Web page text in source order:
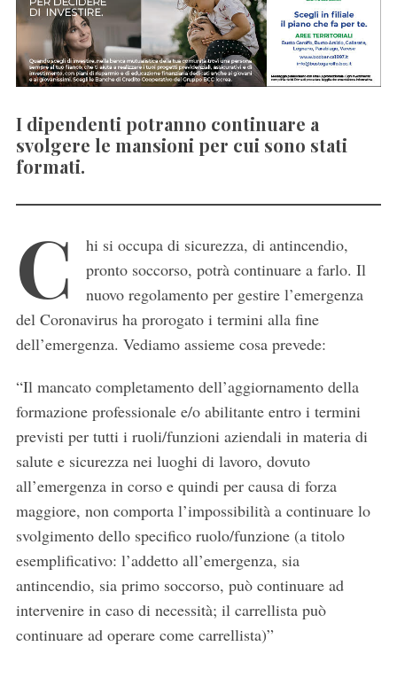
I dipendenti potranno continuare a
svolgere le mansioni per cui sono stati
formati.
C
hi si occupa di sicurezza, di antincendio,
pronto soccorso, potrà continuare a farlo. Il
nuovo regolamento per gestire l’emergenza
del Coronavirus ha prorogato i termini alla fine
dell’emergenza. Vediamo assieme cosa prevede:
“Il mancato completamento dell’aggiornamento della
formazione professionale e/o abilitante entro i termini
previsti per tutti i ruoli/funzioni aziendali in materia di
salute e sicurezza nei luoghi di lavoro, dovuto
all’emergenza in corso e quindi per causa di forza
maggiore, non comporta l’impossibilità a continuare lo
svolgimento dello specifico ruolo/funzione (a titolo
esemplificativo: l’addetto all’emergenza, sia
antincendio, sia primo soccorso, può continuare ad
intervenire in caso di necessità; il carrellista può
continuare ad operare come carrellista)”